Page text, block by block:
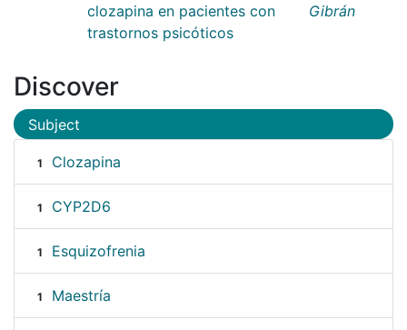
clozapina en pacientes con
trastornos psicóticos
Gibrán
Discover
Subject
1 Clozapina
1 CYP2D6
1 Esquizofrenia
1 Maestría